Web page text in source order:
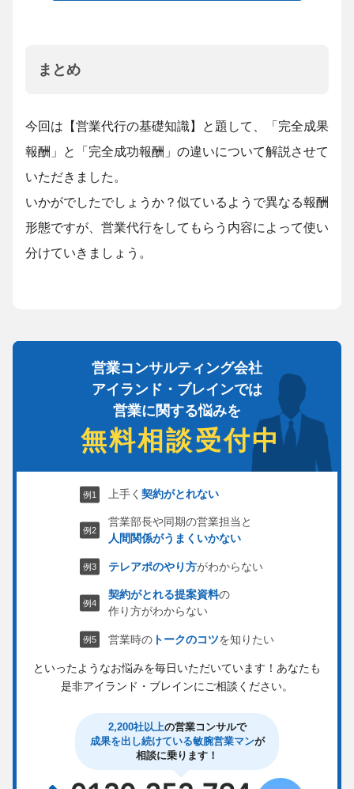
まとめ
今回は【営業代行の基礎知識】と題して、「完全成果
報酬」と「完全成功報酬」の違いについて解説させて
いただきました。
いかがでしたでしょうか？似ているようで異なる報酬
形態ですが、営業代行をしてもらう内容によって使い
分けていきましょう。
営業コンサルティング会社
アイランド・ブレインでは
営業に関する悩みを
無料相談受付中
上手く契約がとれない
営業部長や同期の営業担当と
人間関係がうまくいかない
テレアポのやり方がわからない
契約がとれる提案資料の
作り方がわからない
営業時の トークのコツを知りたい
といったようなお悩みを毎日いただいています！ あなたも
是非アイランド・ブレインにご相談ください。
2,200社以上の営業コンサルで
成果を出し続けている敏腕営業マンが
相談に乗ります！